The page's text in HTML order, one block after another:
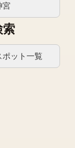
宮
索
ポット一覧